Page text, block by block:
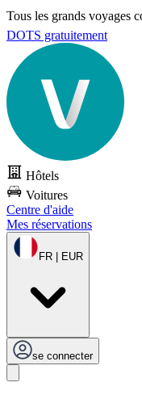
Tous les grands voyages
DOTS gratuitement
Hôtels
Voitures
Centre d'aide
Mes réservations
FR | EUR
se connecter